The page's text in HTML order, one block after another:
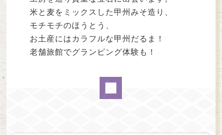
米と麦をミックスした甲州みそ造り、
モチモチのほうとう、
お土産にはカラフルな甲州だるま！
老舗旅館でグランピング体験も！